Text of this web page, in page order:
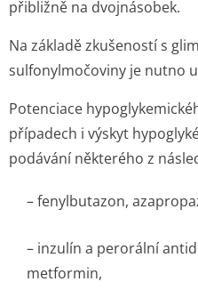
přibližně na dvojnásobek.
Na základě zkušeností s
sulfonylmočoviny je nutno
Potenciace
případech i výskyt
podávání některého z
– fenylbutazon,
– inzulín a perorální
metformin,